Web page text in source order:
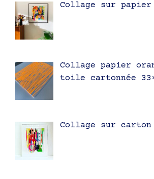
Collage sur papier
Collage papier
toile cartonnée
Collage sur carton